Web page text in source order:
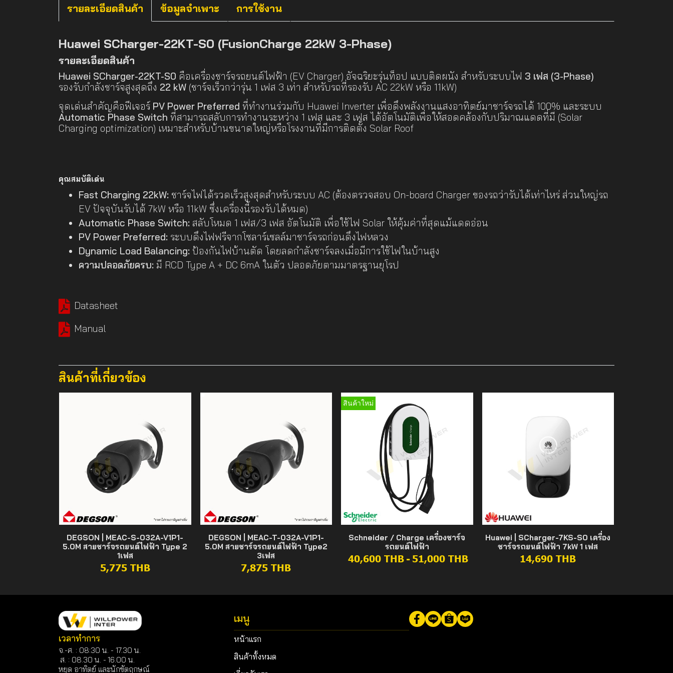
รายละเอียดสินค้า ข้อมูลจำเพาะ การใช้งาน
Huawei SCharger-22KT-S0 (FusionCharge 22kW 3-Phase)
รายละเอียดสินค้า
Huawei SCharger-22KT-S0 คือเครื่องชาร์จรถยนต์ไฟฟ้า (EV Charger) อัจฉริยะรุ่นท็อป แบบติดผนัง สำหรับระบบไฟ 3 เฟส (3-Phase)
รองรับกำลังชาร์จสูงสุดถึง 22 kW (ชาร์จเร็วกว่ารุ่น 1 เฟส 3 เท่า สำหรับรถที่รองรับ AC 22kW หรือ 11kW)
จุดเด่นสำคัญคือฟีเจอร์ PV Power Preferred ที่ทำงานร่วมกับ Huawei Inverter เพื่อดึงพลังงานแสงอาทิตย์มาชาร์จรถได้ 100% และระบบ
Automatic Phase Switch ที่สามารถสลับการทำงานระหว่าง 1 เฟส และ 3 เฟส ได้อัตโนมัติเพื่อให้สอดคล้องกับปริมาณแดดที่มี (Solar
Charging optimization) เหมาะสำหรับบ้านขนาดใหญ่หรือโรงงานที่มีการติดตั้ง Solar Roof
คุณสมบัติเด่น
Fast Charging 22kW: ชาร์จไฟได้รวดเร็วสูงสุดสำหรับระบบ AC (ต้องตรวจสอบ On-board Charger ของรถว่ารับได้เท่าไหร่ ส่วนใหญ่รถ
EV ปัจจุบันรับได้ 7kW หรือ 11kW ซึ่งเครื่องนี้รองรับได้หมด)
Automatic Phase Switch: สลับโหมด 1 เฟส/3 เฟส อัตโนมัติ เพื่อใช้ไฟ Solar ให้คุ้มค่าที่สุดแม้แดดอ่อน
PV Power Preferred: ระบบดึงไฟฟรีจากโซลาร์เซลล์มาชาร์จรถก่อนดึงไฟหลวง
Dynamic Load Balancing: ป้องกันไฟบ้านตัด โดยลดกำลังชาร์จลงเมื่อมีการใช้ไฟในบ้านสูง
ความปลอดภัยครบ: มี RCD Type A + DC 6mA ในตัว ปลอดภัยตามมาตรฐานยุโรป
Datasheet
Manual
สินค้าที่เกี่ยวข้อง
DEGSON | MEAC-S-032A-V1P1-
5.0M สายชาร์จรถยนต์ไฟฟ้า Type 2
1เฟส
5,775 THB
DEGSON | MEAC-T-032A-V1P1-
5.0M สายชาร์จรถยนต์ไฟฟ้า Type2
3เฟส
7,875 THB
สินค้าใหม่
Schneider / Charge เครื่องชาร์จ
รถยนต์ไฟฟ้า
40,600 THB - 51,000 THB
Huawei | SCharger-7KS-S0 เครื่อง
ชาร์จรถยนต์ไฟฟ้า 7kW 1 เฟส
14,690 THB
เวลาทำการ
จ.-ศ. : 08:30 น. - 17.30 น.
ส. : 08.30 น. - 16.00 น.
หยุด อาทิตย์ และนักขัตฤกษณ์
เมนู
หน้าแรก
สินค้าทั้งหมด